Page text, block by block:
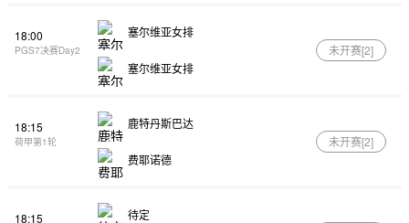
18:00
PGS7决赛Day2
塞尔维亚女排
塞尔维亚女排
未开赛[2]
18:15
荷甲第1轮
鹿特丹斯巴达
费耶诺德
未开赛[2]
18:15 待定